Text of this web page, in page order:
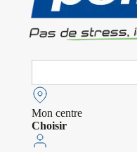
Search
Mon centre
Choisir